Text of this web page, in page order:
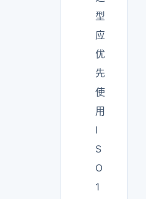
型
应
优
先
使
用
I
S
O
1